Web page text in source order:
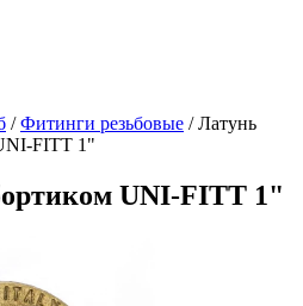
/Фитинги резьбовые /Латунь
FITT 1"
UNI-FITT 1"